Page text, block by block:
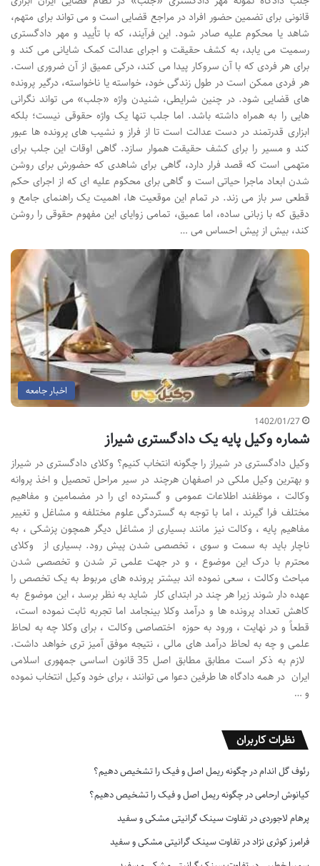
قانونی برای تضمین حضور افراد در مراجع قضایی است و می تواند برای متهم،
شاهد یا محکوم علیه صادر شود. این فرآیند، که با تأیید و مهر دادگستری
رسمیت می یابد، به کشف حقیقت و اجرای عدالت کمک شایانی می کند و
برای هر فردی که با آن سروکار پیدا می کند، درکی عمیق از آن ضروری است.
هر فردی ممکن است در طول زندگی خود، خواسته یا ناخواسته، درگیر پرونده
های قضایی شود. در چنین شرایطی، شنیدن واژه «جلب» می تواند نگرانی
هایی را به همراه داشته باشد. اما جلب تنها یک واژه حقوقی نیست؛ بلکه
ابزاری قدرتمند در دست عدالت است تا از فراز و نشیب های پرونده ها عبور
کند و مسیر را برای کشف حقیقت هموار سازد. گاهی اوقات این جلب برای
متهمی است که قصد فرار دارد، گاهی برای شاهدی که حضورش برای روشن
شدن ابعاد ماجرا حیاتی است و گاهی برای محکوم علیه ای که از اجرای حکم
قطعی سر باز می زند. در تمام این موقعیت ها، اهمیت یک راهنمای جامع و
دقیق که با زبانی ساده، اما عمیق، تمامی زوایای این مفهوم حقوقی را روشن
کند، بیش از پیش احساس می …
اخبار جامعه
1402/01/27
شماره وکیل پایه یک دادگستری شیراز
وکیل دادگستری در شیراز را چگونه انتخاب کنیم؟ وکلای دادگستری در شیراز
و بهترین وکیل ملکی در اصفهان هرچند در سیر مراحل تحصیل و اخذ پروانه
وکالت ، موظفند اطلاعات عمومی و گسترده ای را در مضمامین و مفاهیم
مختلف فرا گیرند ، اما با توجه به گستردگی علوم مختلفه و مشاغل و تغییر
مفاهیم پایه ، وکالت نیز مانند بسیاری از مشاغل دیگر همچون پزشکی ، به
ناچار باید به سمت و سوی ، تخصصی شدن پیش رود. بسیاری از وکلای
محترم با درک این موضوع ، و در جهت علمی تر شدن و تخصصی شدن
مباحث وکالت ، سعی نموده اند بیشتر پرونده های مربوط به یک تخصص را
عهده دار شوند زیرا هر چند در ابتدای کار شاید به نظر برسد ، این موضوع به
کاهش تعداد پرونده ها و درآمد وکلا بینجامد اما تجربه ثابت نموده است،
قطعاً و در نهایت ، ورود به حوزه اختصاصی وکالت ، برای وکلا چه به لحاظ
علمی و چه به لحاظ درآمد های مالی ، نتیجه موفق آمیز تری خواهد داشت.
لازم به ذکر است مطابق مطابق اصل 35 قانون اساسی جمهوری اسلامی
ایران در همه دادگاه ها طرفین دعوا می توانند ، برای خود وکیل انتخاب نموده
و …
نظرات کاربران
رئوف گل اندامدر چگونه ریمل اصل و فیک را تشخیص دهیم؟
کیانوش ارحامیدر چگونه ریمل اصل و فیک را تشخیص دهیم؟
پرهام لاجوردیدر تفاوت سینک گرانیتی مشکی و سفید
فرامرز کوثری نژاددر تفاوت سینک گرانیتی مشکی و سفید